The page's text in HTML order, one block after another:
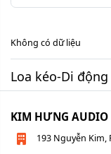
Không có dữ liệu
Loa kéo-Di động
KIM HƯNG AUDIO
193 Nguyễn